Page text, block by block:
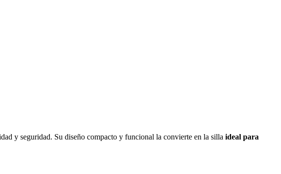
y seguridad. Su diseño compacto y funcional la convierte en la silla ideal para